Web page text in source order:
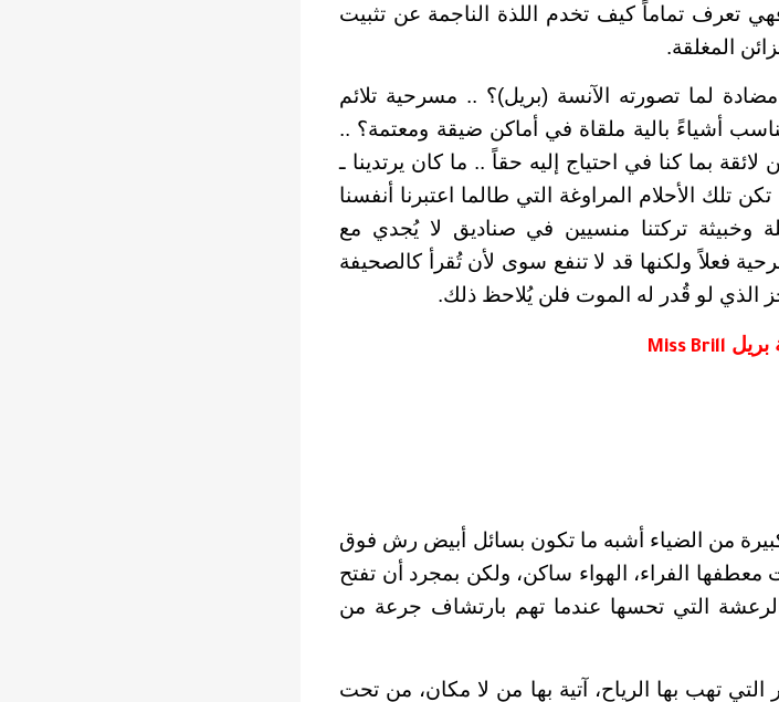
تعرف تماماً كيف تخدم اللذة الناجمة عن تثبيت
المغلقة.
لما تصورته الآنسة (بريل)؟ .. مسرحية تلائم
أشياءً بالية ملقاة في أماكن ضيقة ومعتمة؟ ..
بما كنا في احتياج إليه حقاً .. ما كان يرتدينا ـ
تلك الأحلام المراوغة التي طالما اعتبرنا أنفسنا
وخبيثة تركتنا منسيين في صناديق لا يُجدي مع
فعلاً ولكنها قد لا تنفع سوى لأن تُقرأ كالصحيفة
الذي لو قُدر له الموت فلن يُلاحظ ذلك.
بريل Miss Brill
كبيرة من الضياء أشبه ما تكون بسائل أبيض رش فوق
معطفها الفراء، الهواء ساكن، ولكن بمجرد أن تفتح
التي تحسها عندما تهم بارتشاف جرعة من
تهب بها الرياح، آتية بها من لا مكان، من تحت